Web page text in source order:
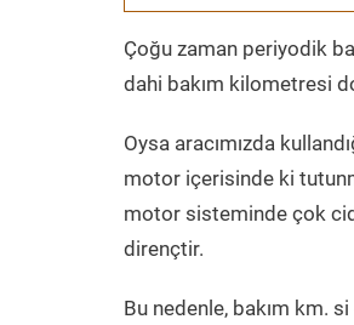
Çoğu zaman periyodik
dahi bakım kilometresi
Oysa aracımızda
motor içerisinde ki
motor sisteminde çok
dirençtir.
Bu nedenle, bakım km.